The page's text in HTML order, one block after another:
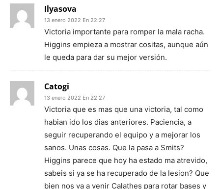
Ilyasova
13 enero 2022 En 22:27
Victoria importante para romper la mala racha.
Higgins empieza a mostrar cositas, aunque aún
le queda para dar su mejor versión.
Catogi
13 enero 2022 En 22:27
Victoria que es mas que una victoria, tal como
habian ido los dias anteriores. Paciencia, a
seguir recuperando el equipo y a mejorar los
sanos. Unas cosas. Que la pasa a Smits?
Higgins parece que hoy ha estado ma atrevido,
sabeis si ya se ha recuperado de la lesion? Que
bien nos va a venir Calathes para rotar bases y